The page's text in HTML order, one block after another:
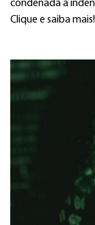
condenada a
Clique e saiba mais!